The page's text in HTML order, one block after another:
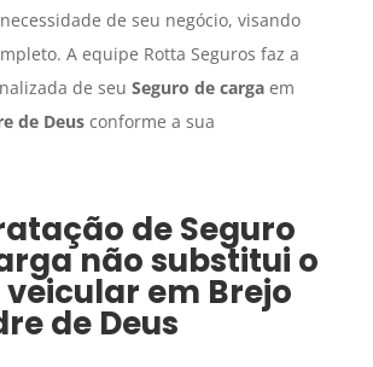
de seu negócio, visando
A equipe Rotta Seguros faz a
de seu Seguro de cargaem
de Deusconforme a sua
deSeguro
não substitui o
em Brejo
de Deus